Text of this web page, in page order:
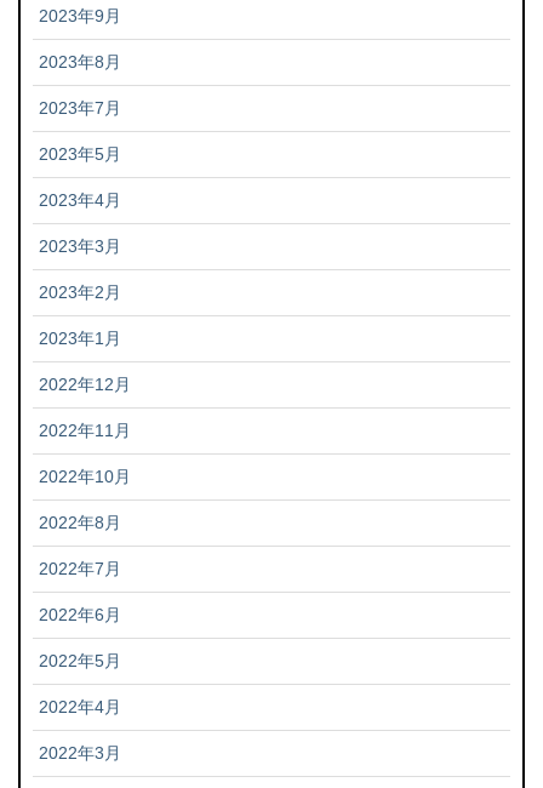
2023年9月
2023年8月
2023年7月
2023年5月
2023年4月
2023年3月
2023年2月
2023年1月
2022年12月
2022年11月
2022年10月
2022年8月
2022年7月
2022年6月
2022年5月
2022年4月
2022年3月